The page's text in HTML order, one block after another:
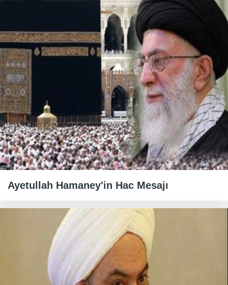
Ayetullah Hamaney'in Hac Mesajı